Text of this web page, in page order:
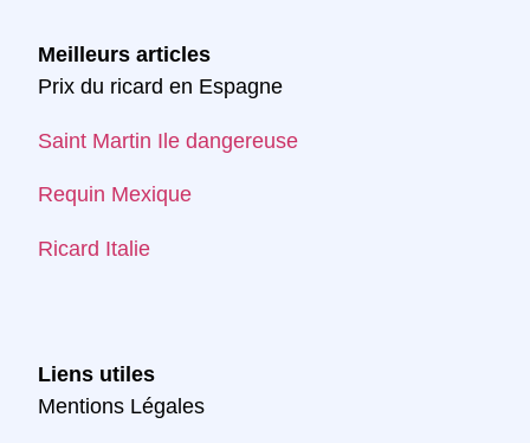
Meilleurs articles
Prix du ricard en Espagne
Saint Martin Ile dangereuse
Requin Mexique
Ricard Italie
Liens utiles
Mentions Légales